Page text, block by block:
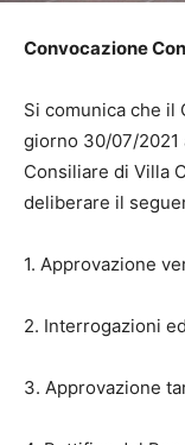
Convocazione
Si comunica che il
giorno 30/07/2021
Consiliare di Villa
deliberare il
1. Approvazione
2. Interrogazioni
3. Approvazione